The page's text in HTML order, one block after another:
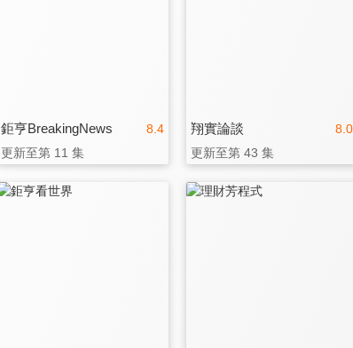
8.4
鉅亨BreakingNews
更新至第 11 集
8.0
翔實論談
更新至第 43 集